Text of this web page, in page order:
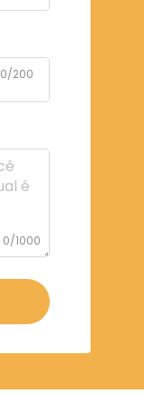
0/200
0/1000